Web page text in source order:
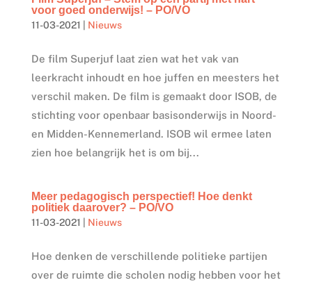
voor goed onderwijs! – PO/VO
11-03-2021 Nieuws
De film Superjuf laat zien wat het vak van
leerkracht inhoudt en hoe juffen en meesters het
verschil maken. De film is gemaakt door ISOB, de
stichting voor openbaar basisonderwijs in Noord-
en Midden-Kennemerland. ISOB wil ermee laten
zien hoe belangrijk het is om bij...
Meer pedagogisch perspectief! Hoe denkt
politiek daarover? – PO/VO
11-03-2021 Nieuws
Hoe denken de verschillende politieke partijen
over de ruimte die scholen nodig hebben voor het